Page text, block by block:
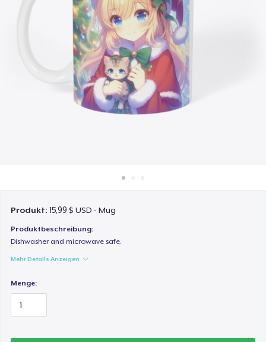
Überall verkaufen
Etwas verkaufen
Produkt:15,99 $ USD - Mug
Produktbeschreibung:
Dishwasher and microwave safe.
Mehr Details Anzeigen
Menge: